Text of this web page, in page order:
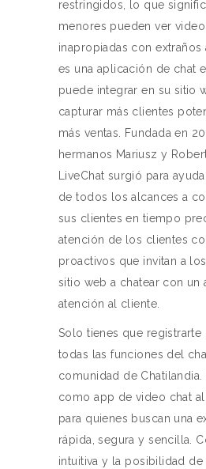
restringidos, lo que
menores pueden ver
inapropiadas con extraños
es una aplicación de chat
puede integrar en su sitio
capturar más clientes
más ventas. Fundada en
hermanos Mariusz y
LiveChat surgió para
de todos los alcances a
sus clientes en tiempo
atención de los clientes
proactivos que invitan a
sitio web a chatear con un
atención al cliente.
Solo tienes que registrarte
todas las funciones del
comunidad de
como app de video chat al
para quienes buscan una
rápida, segura y sencilla.
intuitiva y la posibilidad de